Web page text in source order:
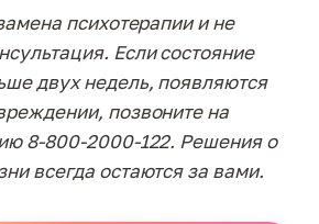
психотерапии и не
Если состояние
двух недель, появляются
позвоните на
8-800-2000-122. Решения о
всегда остаются за вами.